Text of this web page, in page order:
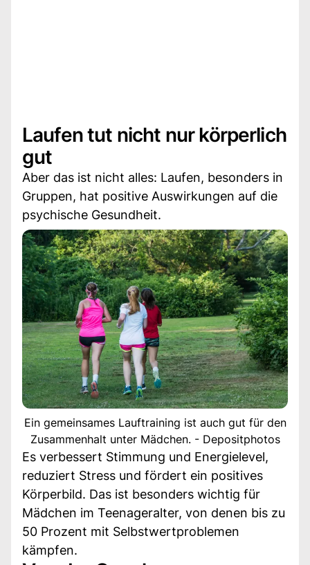
Laufen tut nicht nur körperlich
gut
Aber das ist nicht alles: Laufen, besonders in
Gruppen, hat positive Auswirkungen auf die
psychische Gesundheit.
Ein gemeinsames Lauftraining ist auch gut für den
Zusammenhalt unter Mädchen. - Depositphotos
Es verbessert Stimmung und Energielevel,
reduziert Stress und fördert ein positives
Körperbild. Das ist besonders wichtig für
Mädchen im Teenageralter, von denen bis zu
50 Prozent mit Selbstwertproblemen
kämpfen.